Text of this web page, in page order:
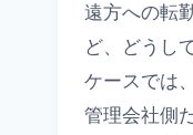
遠方への転
ど、どうし
ケースでは
管理会社側